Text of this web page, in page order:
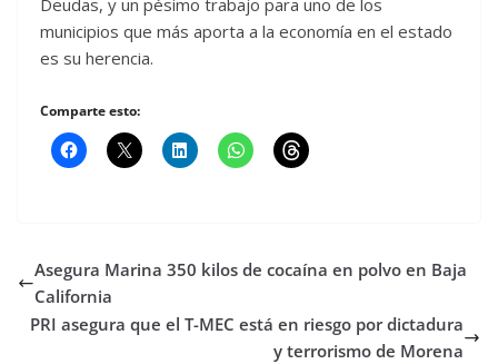
municipios que más aporta a la economía en el estado
es su herencia.
Comparte esto:
Asegura Marina 350 kilos de cocaína en polvo en Baja
California
PRI asegura que el T-MEC está en riesgo por dictadura
y terrorismo de Morena